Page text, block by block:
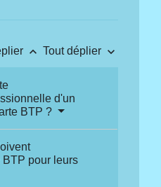
keyboard_arrow_up Tout déplier keyboard_arrow_down
d'un
BTP ?
pour leurs